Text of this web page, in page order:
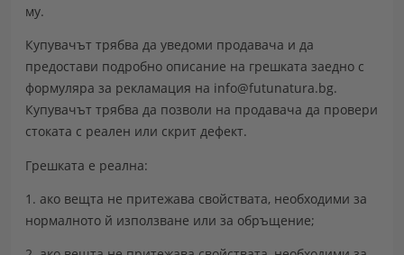
му.
Купувачът трябва да уведоми продавача и да
предостави подробно описание на грешката заедно с
формуляра за рекламация на info@futunatura.bg.
Купувачът трябва да позволи на продавача да провери
стоката с реален или скрит дефект.
Грешката е реална:
1. ако вещта не притежава свойствата, необходими за
нормалното й използване или за обръщение;